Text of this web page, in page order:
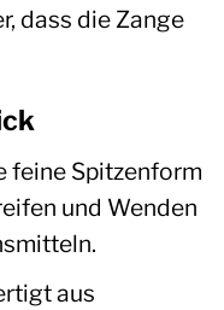
dass die Zange
feine Spitzenform
und Wenden
aus